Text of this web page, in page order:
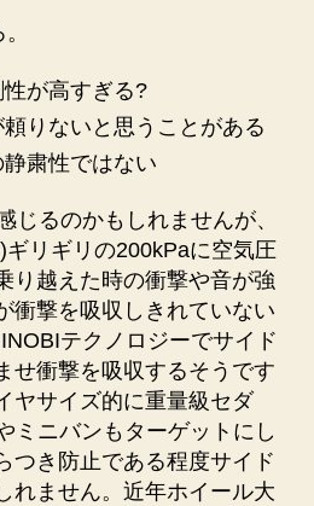
が高すぎる?
りないと思うことがある
粛性ではない
じるのかもしれませんが、
リギリの200kPaに空気圧
り越えた時の衝撃や音が強
衝撃を吸収しきれていない
テクノロジーでサイド
せ衝撃を吸収するそうです
ヤサイズ的に重量級セダ
ミニバンもターゲットにし
つき防止である程度サイド
れません。近年ホイール大